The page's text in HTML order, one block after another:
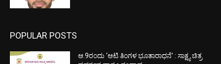
POPULAR POSTS
ಆ.9ರಂದು ‘ಆಟಿ ತಿಂಗಳ ಭೂತಾರಾಧನೆ’ : ಸಾಕ್ಷ್ಯ ಚಿತ್ರ